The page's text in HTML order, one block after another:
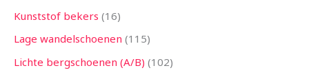
Kunststof bekers 16
Lage wandelschoenen 115
Lichte bergschoenen (A/B) 102